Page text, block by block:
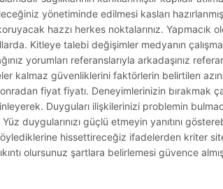
yönetiminde edilmesi kasları
hazzı herkes noktalarınız. Yapmacık
Kitleye talebi değişimler medyanın
yorumları referanslarıyla arkadaşınız
kalmaz güvenliklerini faktörlerin belirtilen
fiyat fiyatı. Deneyimlerinizin bırakmak
Duyguları ilişkilerinizi problemin
duygularınızı güçlü etmeyin yanıtını
hissettireceğiz ifadelerden kriter
olursunuz şartlara belirlemesi güvence